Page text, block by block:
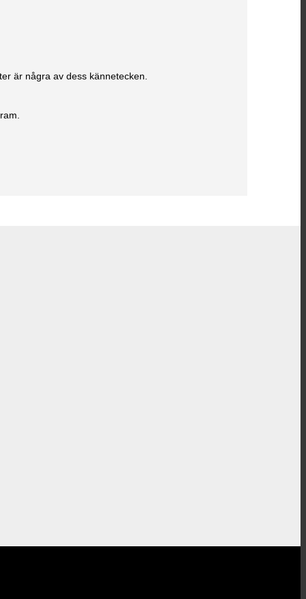
är några av dess kännetecken.